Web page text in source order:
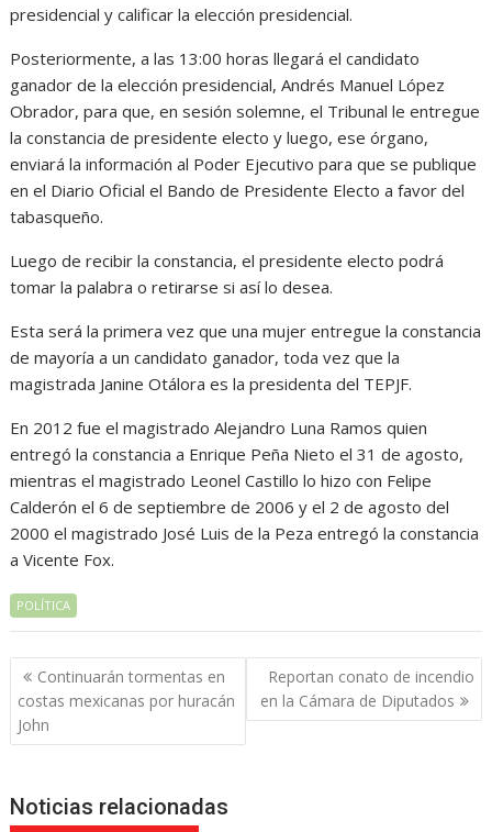
presidencial y calificar la elección presidencial.
Posteriormente, a las 13:00 horas llegará el candidato
ganador de la elección presidencial, Andrés Manuel López
Obrador, para que, en sesión solemne, el Tribunal le entregue
la constancia de presidente electo y luego, ese órgano,
enviará la información al Poder Ejecutivo para que se publique
en el Diario Oficial el Bando de Presidente Electo a favor del
tabasqueño.
Luego de recibir la constancia, el presidente electo podrá
tomar la palabra o retirarse si así lo desea.
Esta será la primera vez que una mujer entregue la constancia
de mayoría a un candidato ganador, toda vez que la
magistrada Janine Otálora es la presidenta del TEPJF.
En 2012 fue el magistrado Alejandro Luna Ramos quien
entregó la constancia a Enrique Peña Nieto el 31 de agosto,
mientras el magistrado Leonel Castillo lo hizo con Felipe
Calderón el 6 de septiembre de 2006 y el 2 de agosto del
2000 el magistrado José Luis de la Peza entregó la constancia
a Vicente Fox.
POLÍTICA
Navegación
de
entradas
Continuarán tormentas en
costas mexicanas por huracán
John
Reportan conato de incendio
en la Cámara de Diputados
Noticias relacionadas